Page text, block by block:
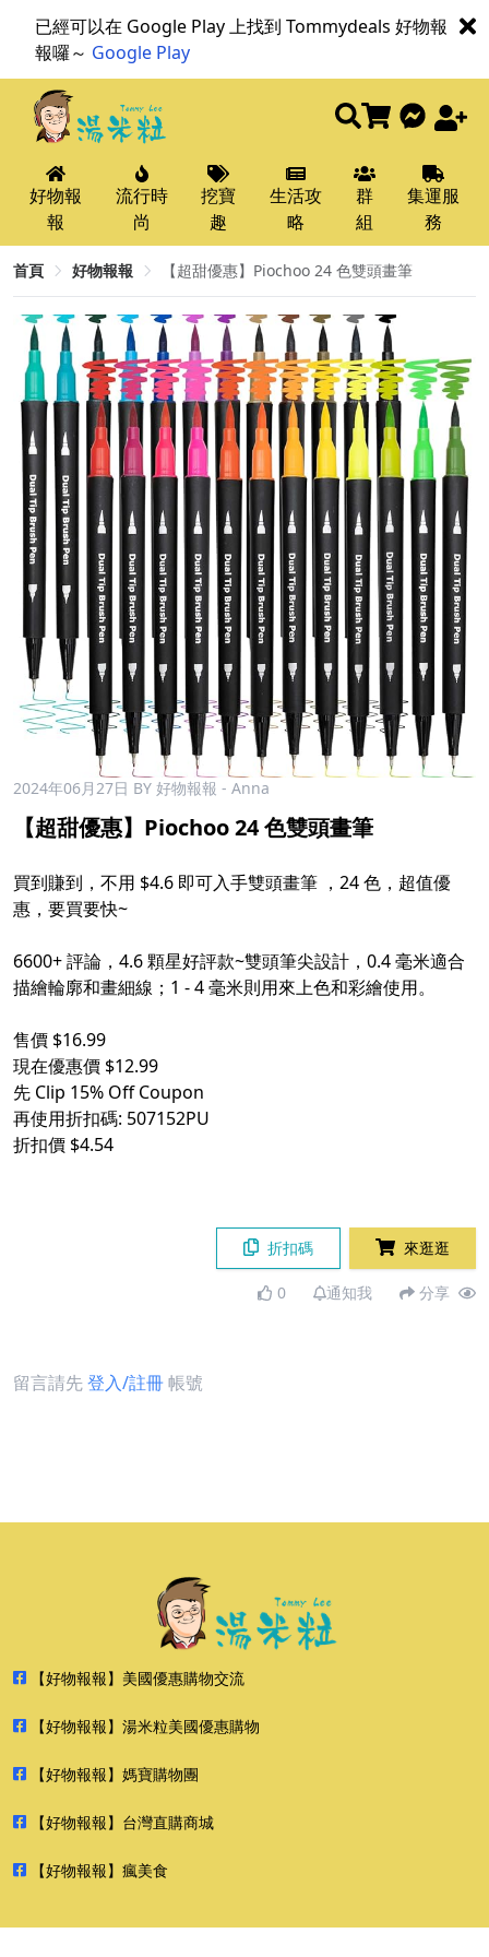
已經可以在 Google Play 上找到 Tommydeals 好物報
報囉～ Google Play
好物報
報
流行時
尚
挖寶
趣
生活攻
略
群
組
集運服
務
首頁 好物報報 【超甜優惠】Piochoo 24 色雙頭畫筆
2024年06月27日 BY 好物報報 - Anna
【超甜優惠】Piochoo 24 色雙頭畫筆
買到賺到，不用 $4.6 即可入手雙頭畫筆 ，24 色，超值優
惠，要買要快~
6600+ 評論，4.6 顆星好評款~雙頭筆尖設計，0.4 毫米適合
描繪輪廓和畫細線；1 - 4 毫米則用來上色和彩繪使用。
售價 $16.99
現在優惠價 $12.99
先 Clip 15% Off Coupon
再使用折扣碼: 507152PU
折扣價 $4.54
折扣碼 來逛逛
0 通知我 分享
留言請先登入/註冊帳號
【好物報報】美國優惠購物交流
【好物報報】湯米粒美國優惠購物
【好物報報】媽寶購物團
【好物報報】台灣直購商城
【好物報報】瘋美食